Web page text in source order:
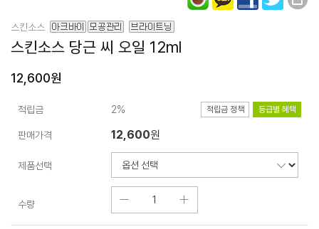
스킨소스
스킨소스 당근 씨 오일 12ml
12,600원
적립금 2% 적립금 정책 등급별 혜택
판매가격 12,600원
제품선택
수량